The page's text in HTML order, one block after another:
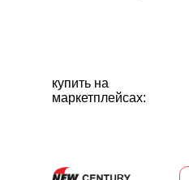
купить на
маркетплейсах: